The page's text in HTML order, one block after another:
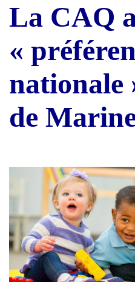
La CAQ
«
nationale
de